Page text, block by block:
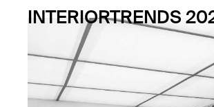
INTERIORTRENDS